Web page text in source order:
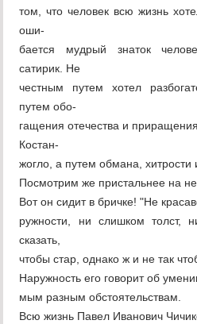
том, что человек всю жизнь
оши-
бается мудрый знаток
сатирик. Не
честным путем хотел
путем обо-
гащения отечества и
Костан-
жогло, а путем обмана, хитрости
Посмотрим же пристальнее на
Вот он сидит в бричке! "Не
ружности, ни слишком толст,
сказать,
чтобы стар, однако ж и не так
Наружность его говорит об
мым разным обстоятельствам.
Всю жизнь Павел Иванович